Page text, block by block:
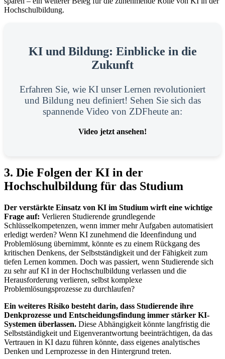
Hochschulbildung.
KI und Bildung: Einblicke in die
Zukunft
Erfahren Sie, wie KI unser Lernen revolutioniert
und Bildung neu definiert! Sehen Sie sich das
spannende Video von ZDFheute an:
Video jetzt ansehen!
3. Die Folgen der KI in der
Hochschulbildung für das Studium
Der verstärkte Einsatz von KI im Studium wirft eine wichtige
Frage auf: Verlieren Studierende grundlegende
Schlüsselkompetenzen, wenn immer mehr Aufgaben automatisiert
erledigt werden? Wenn KI zunehmend die Ideenfindung und
Problemlösung übernimmt, könnte es zu einem Rückgang des
kritischen Denkens, der Selbstständigkeit und der Fähigkeit zum
tiefen Lernen kommen. Doch was passiert, wenn Studierende sich
zu sehr auf KI in der Hochschulbildung verlassen und die
Herausforderung verlieren, selbst komplexe
Problemlösungsprozesse zu durchlaufen?
Ein weiteres Risiko besteht darin, dass Studierende ihre
Denkprozesse und Entscheidungsfindung immer stärker KI-
Systemen überlassen. Diese Abhängigkeit könnte langfristig die
Selbstständigkeit und Eigenverantwortung beeinträchtigen, da das
Vertrauen in KI dazu führen könnte, dass eigenes analytisches
Denken und Lernprozesse in den Hintergrund treten.